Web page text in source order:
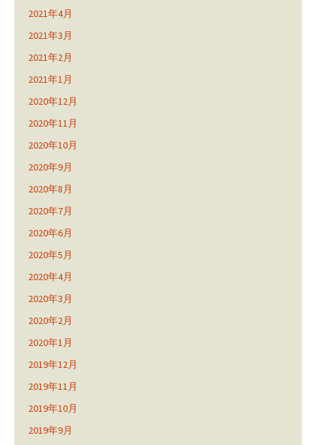
2021年4月
2021年3月
2021年2月
2021年1月
2020年12月
2020年11月
2020年10月
2020年9月
2020年8月
2020年7月
2020年6月
2020年5月
2020年4月
2020年3月
2020年2月
2020年1月
2019年12月
2019年11月
2019年10月
2019年9月